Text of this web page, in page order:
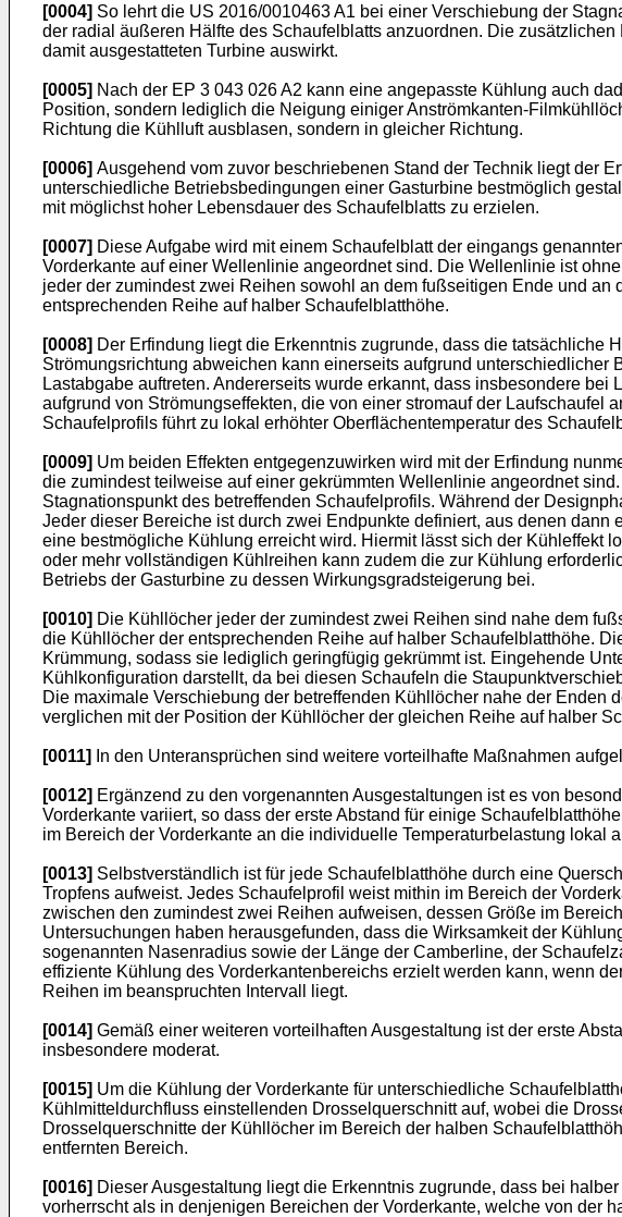
[0004] So lehrt die US 2016/0010463 A1 bei einer Verschiebung der
der radial äußeren Hälfte des Schaufelblatts anzuordnen. Die
damit ausgestatteten Turbine auswirkt.
[0005] Nach der EP 3 043 026 A2 kann eine angepasste Kühlung auch
Position, sondern lediglich die Neigung einiger Anströmkanten-
Richtung die Kühlluft ausblasen, sondern in gleicher Richtung.
[0006] Ausgehend vom zuvor beschriebenen Stand der Technik liegt der
unterschiedliche Betriebsbedingungen einer Gasturbine bestmöglich
mit möglichst hoher Lebensdauer des Schaufelblatts zu erzielen.
[0007] Diese Aufgabe wird mit einem Schaufelblatt der eingangs
Vorderkante auf einer Wellenlinie angeordnet sind. Die Wellenlinie ist
jeder der zumindest zwei Reihen sowohl an dem fußseitigen Ende und
entsprechenden Reihe auf halber Schaufelblatthöhe.
[0008] Der Erfindung liegt die Erkenntnis zugrunde, dass die tatsächliche
Strömungsrichtung abweichen kann einerseits aufgrund
Lastabgabe auftreten. Andererseits wurde erkannt, dass insbesondere
aufgrund von Strömungseffekten, die von einer stromauf der
Schaufelprofils führt zu lokal erhöhter Oberflächentemperatur des
[0009] Um beiden Effekten entgegenzuwirken wird mit der Erfindung
die zumindest teilweise auf einer gekrümmten Wellenlinie angeordnet
Stagnationspunkt des betreffenden Schaufelprofils. Während der
Jeder dieser Bereiche ist durch zwei Endpunkte definiert, aus denen
eine bestmögliche Kühlung erreicht wird. Hiermit lässt sich der
oder mehr vollständigen Kühlreihen kann zudem die zur Kühlung
Betriebs der Gasturbine zu dessen Wirkungsgradsteigerung bei.
[0010] Die Kühllöcher jeder der zumindest zwei Reihen sind nahe dem
die Kühllöcher der entsprechenden Reihe auf halber Schaufelblatthöhe.
Krümmung, sodass sie lediglich geringfügig gekrümmt ist. Eingehende
Kühlkonfiguration darstellt, da bei diesen Schaufeln die
Die maximale Verschiebung der betreffenden Kühllöcher nahe der
verglichen mit der Position der Kühllöcher der gleichen Reihe auf halber
[0011] In den Unteransprüchen sind weitere vorteilhafte Maßnahmen
[0012] Ergänzend zu den vorgenannten Ausgestaltungen ist es von
Vorderkante variiert, so dass der erste Abstand für einige
im Bereich der Vorderkante an die individuelle Temperaturbelastung lokal
[0013] Selbstverständlich ist für jede Schaufelblatthöhe durch eine
Tropfens aufweist. Jedes Schaufelprofil weist mithin im Bereich der
zwischen den zumindest zwei Reihen aufweisen, dessen Größe im
Untersuchungen haben herausgefunden, dass die Wirksamkeit der
sogenannten Nasenradius sowie der Länge der Camberline, der
effiziente Kühlung des Vorderkantenbereichs erzielt werden kann, wenn
Reihen im beanspruchten Intervall liegt.
[0014] Gemäß einer weiteren vorteilhaften Ausgestaltung ist der erste
insbesondere moderat.
[0015] Um die Kühlung der Vorderkante für unterschiedliche
Kühlmitteldurchfluss einstellenden Drosselquerschnitt auf, wobei die
Drosselquerschnitte der Kühllöcher im Bereich der halben
entfernten Bereich.
[0016] Dieser Ausgestaltung liegt die Erkenntnis zugrunde, dass bei
vorherrscht als in denjenigen Bereichen der Vorderkante, welche von der